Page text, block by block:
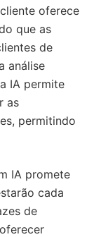
oferece
que as
de
análise
IA permite
as
permitindo
IA promete
cada
de